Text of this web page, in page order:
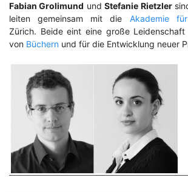
Fabian Grolimund undStefanie Rietzler
leiten gemeinsam mit die Akademie
Zürich. Beide eint eine große
von Büchern und für die Entwicklung neuer